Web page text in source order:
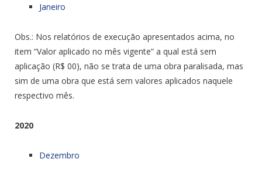
Janeiro
Obs.: Nos relatórios de execução apresentados acima, no
item “Valor aplicado no mês vigente” a qual está sem
aplicação (R$ 00), não se trata de uma obra paralisada, mas
sim de uma obra que está sem valores aplicados naquele
respectivo mês.
2020
Dezembro